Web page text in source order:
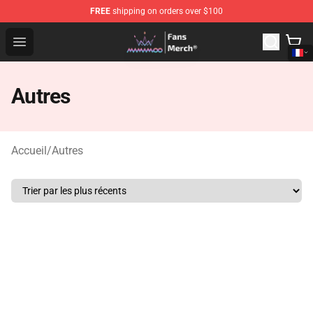
FREE shipping on orders over $100
Open menu
Mamamoo Store - Official Mamamoo Merchandise Shop
Autres
Accueil/Autres